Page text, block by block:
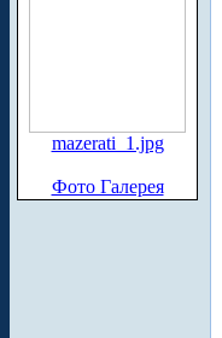
mazerati_1.jpg
Фото Галерея